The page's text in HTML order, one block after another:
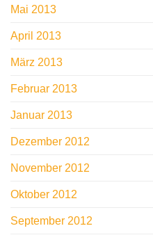
Mai 2013
April 2013
März 2013
Februar 2013
Januar 2013
Dezember 2012
November 2012
Oktober 2012
September 2012